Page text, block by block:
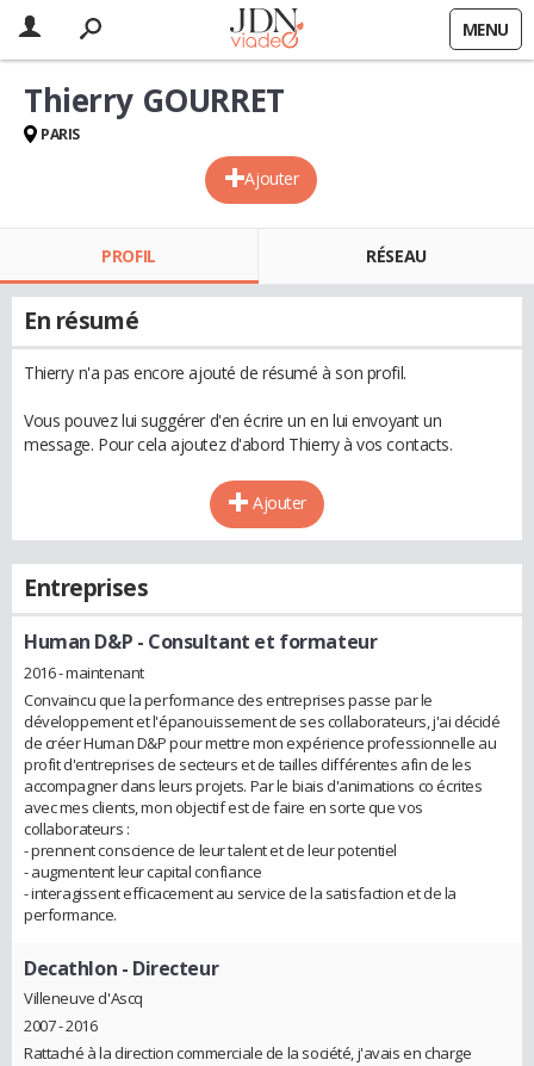
MENU
Ajouter
Thierry GOURRET
PARIS
PROFIL RÉSEAU
En résumé
Thierry n'a pas encore ajouté de résumé à son profil.
Vous pouvez lui suggérer d'en écrire un en lui envoyant un
message. Pour cela ajoutez d'abord Thierry à vos contacts.
Ajouter
Entreprises
Human D&P - Consultant et formateur
2016 - maintenant
Convaincu que la performance des entreprises passe par le
développement et l'épanouissement de ses collaborateurs, j'ai décidé
de créer Human D&P pour mettre mon expérience professionnelle au
profit d'entreprises de secteurs et de tailles différentes afin de les
accompagner dans leurs projets. Par le biais d'animations co écrites
avec mes clients, mon objectif est de faire en sorte que vos
collaborateurs :
- prennent conscience de leur talent et de leur potentiel
- augmentent leur capital confiance
- interagissent efficacement au service de la satisfaction et de la
performance.
Decathlon - Directeur
Villeneuve d'Ascq
2007 - 2016
Rattaché à la direction commerciale de la société, j'avais en charge